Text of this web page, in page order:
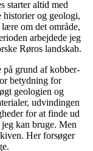
starter altid med
og geologi,
om det område,
arbejdede jeg
Røros landskab.
på grund af kobber-
betydning for
geologien og
udvindingen
for at finde ud
kan bruge. Men
Her forsøger